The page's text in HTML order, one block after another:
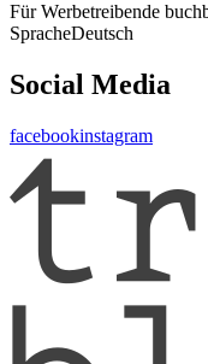
Für Werbetreibende
SpracheDeutsch
Social Media
facebookinstagram